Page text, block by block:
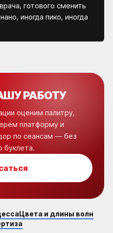
готового сменить
иногда пико, иногда
РАБОТУ
оценим палитру,
платформу и
по сеансам — без
буклета.
Цвета и длины волн